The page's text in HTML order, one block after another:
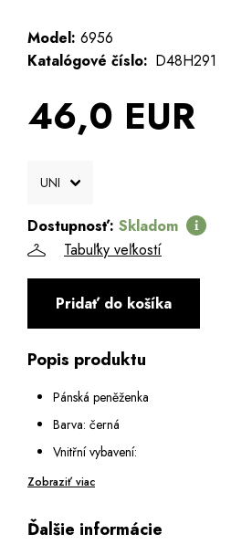
Model: 6956
Katalógové číslo: D48H291
46,0 EUR
Dostupnosť: Skladom
Tabuľky veľkostí
Pridať do košíka
Popis produktu
Pánská peněženka
Barva: černá
Vnitřní vybavení:
1 kapsa na kovový patent na mince
13 přihrádek na karty
Zobraziť viac
Ďalšie informácie